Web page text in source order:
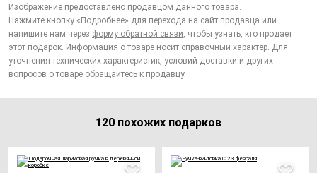
Изображение предоставлено продавцом данного товара.
Нажмите кнопку «Подробнее» для перехода на сайт продавца или
напишите нам через форму обратной связи, чтобы узнать, кто продает
этот подарок. Информация о товаре носит справочный характер. Для
уточнения технических характеристик, условий доставки и других
вопросов о товаре обращайтесь к продавцу.
120 похожих подарков